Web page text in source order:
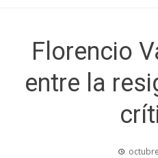
Florencio
entre la